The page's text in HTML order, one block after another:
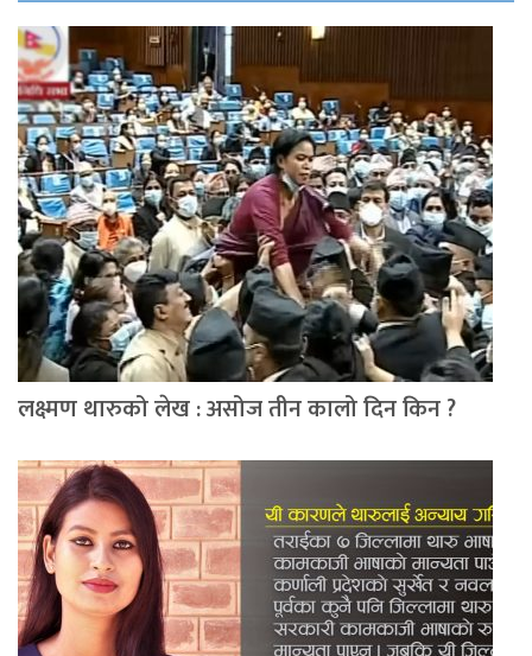
लक्ष्मण थारुको लेख : असोज तीन कालो दिन किन ?